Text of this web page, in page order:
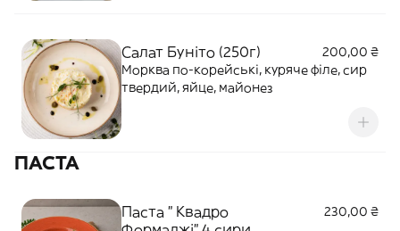
Салат Буніто (250г)
200,00 ₴
Морква по-корейські, куряче філе, сир
твердий, яйце, майонез
ПАСТА
Паста " Квадро
230,00 ₴